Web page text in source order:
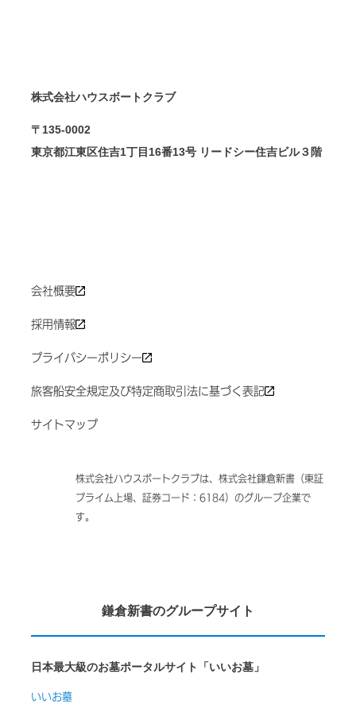
株式会社ハウスボートクラブ
〒135-0002
東京都江東区住吉1丁目16番13号 リードシー住吉ビル３階
会社概要
採用情報
プライバシーポリシー
旅客船安全規定及び特定商取引法に基づく表記
サイトマップ
株式会社ハウスボートクラブは、株式会社鎌倉新書（東証
プライム上場、証券コード：6184）のグループ企業で
す。
鎌倉新書のグループサイト
日本最大級のお墓ポータルサイト「いいお墓」
いいお墓